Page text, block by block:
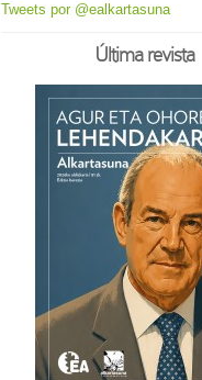
Tweets por @ealkartasuna
Última revista